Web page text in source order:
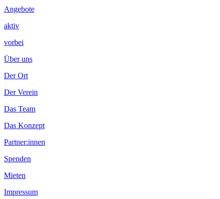
Angebote
aktiv
vorbei
Über uns
Der Ort
Der Verein
Das Team
Das Konzept
Partner:innen
Spenden
Mieten
Impressum